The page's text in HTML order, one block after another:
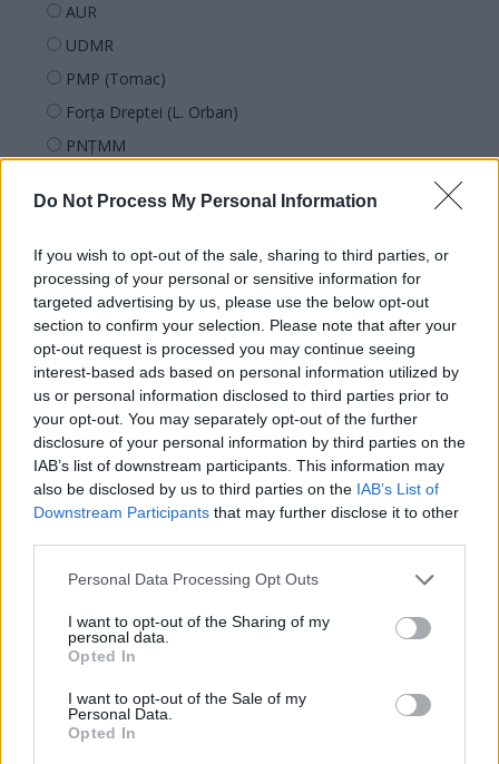
Do Not Process My Personal Information
If you wish to opt-out of the sale, sharing to third parties, or
processing of your personal or sensitive information for
targeted advertising by us, please use the below opt-out
section to confirm your selection. Please note that after your
opt-out request is processed you may continue seeing
interest-based ads based on personal information utilized by
us or personal information disclosed to third parties prior to
your opt-out. You may separately opt-out of the further
disclosure of your personal information by third parties on the
IAB’s list of downstream participants. This information may
also be disclosed by us to third parties on the IAB’s List of
Downstream Participants that may further disclose it to other
Personal Data Processing Opt Outs
I want to opt-out of the Sharing of my
personal data.
Opted In
I want to opt-out of the Sale of my
Personal Data.
Opted In
AUR
UDMR
PMP (Tomac)
Forța Dreptei (L. Orban)
PNȚMM
SENS
SOS (Șoșoacă)
POT (Gavrilă)
PACE (Peia)
Acțiunea Conservatoare (Târziu)
PDF (Lazarus)
PUSL (D. Voiculescu)
PNȚCD (Pavelescu)
PNCR (Terheș)
Partidul Patrioților (Surugiu)
FAR (Coarnă)
România pe Primul Loc (Ponta)
Altul
Arată rezultatele